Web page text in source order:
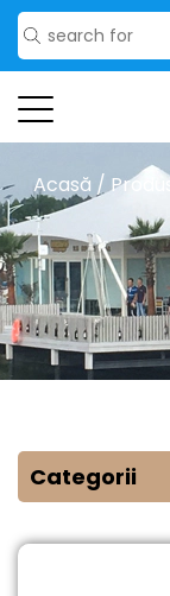
Acasă /
Categorii